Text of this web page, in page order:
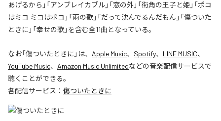
あげるから」「アンブレイカブル」「窓の外」「街角の王子と姫」「ポコ
はミコ ミコはポコ」「雨の歌」「だって沈んでるんだもん」「傷ついた
ときに」「幸せの歌」を含む全11曲となっている。
なお「傷ついたときに 」は、 Apple Music、 Spotify、 LINE MUSIC、
YouTube Music、 Amazon Music Unlimitedなどの音楽配信サービスで
聴くことができる。
各配信サービス： 傷ついたときに